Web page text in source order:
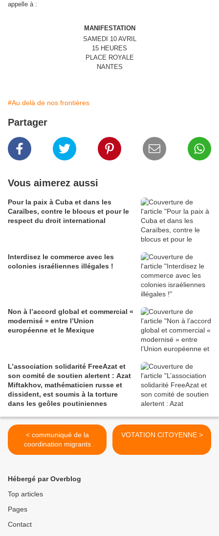
appelle à :
MANIFESTATION
SAMEDI 10 AVRIL
15 HEURES
PLACE ROYALE
NANTES
#Au delà de nos frontières
Partager
Vous aimerez aussi
Pour la paix à Cuba et dans les
Caraïbes, contre le blocus et pour le
respect du droit international
Interdisez le commerce avec les
colonies israéliennes illégales !
Non à l’accord global et commercial «
modernisé » entre l’Union
européenne et le Mexique
L’association solidarité FreeAzat et
son comité de soutien alertent : Azat
Miftakhov, mathématicien russe et
dissident, est soumis à la torture
dans les geôles poutiniennes
< communiqué de la
coordination migrants
VOTATION CITOYENNE >
Hébergé par Overblog
Top articles
Pages
Contact